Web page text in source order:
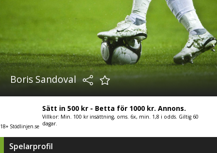
Boris Sandoval
18+ Stödlinjen.se
Sätt in 500 kr - Betta för 1000 kr. Annons.
Villkor: Min. 100 kr insättning, oms. 6x, min. 1,8 i odds. Giltig 60
dagar.
Spelarprofil